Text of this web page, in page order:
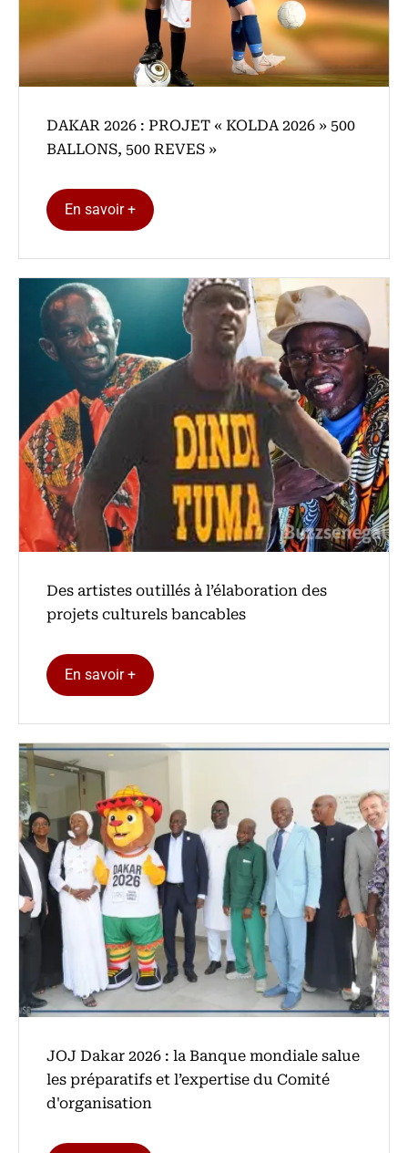
DAKAR 2026 : PROJET « KOLDA 2026 » 500
BALLONS, 500 REVES »
En savoir +
Des artistes outillés à l’élaboration des
projets culturels bancables
En savoir +
‎JOJ Dakar 2026 : la Banque mondiale salue
les préparatifs et l’expertise du Comité
d'organisation